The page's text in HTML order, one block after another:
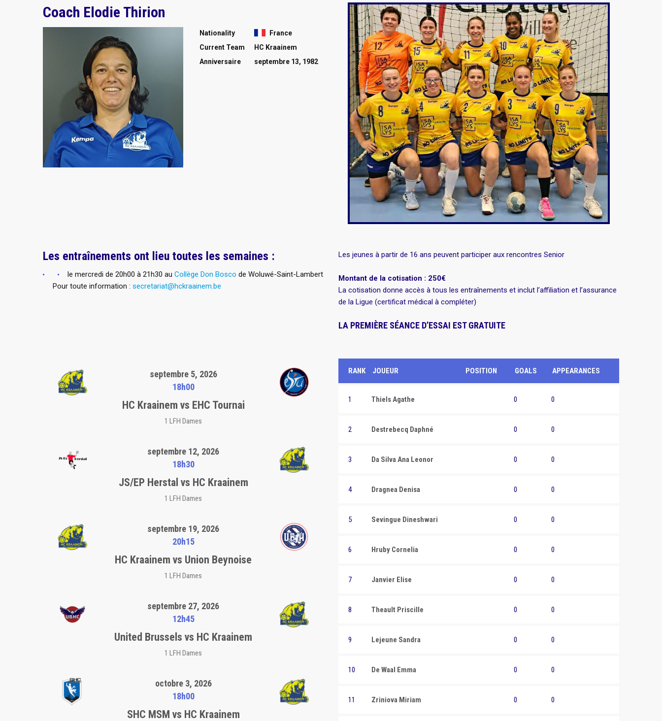
Coach Elodie Thirion
Nationality
France
Current Team
HC Kraainem
Anniversaire
septembre 13, 1982
Les entraînements ont lieu toutes les semaines :
le mercredi de 20h00 à 21h30 au Collège Don Bosco de Woluwé-Saint-Lambert
Pour toute information : secretariat@hckraainem.be
Les jeunes à partir de 16 ans peuvent participer aux rencontres Senior
Montant de la cotisation : 250€
La cotisation donne accès à tous les entraînements et inclut l’affiliation et l’assurance
de la Ligue (certificat médical à compléter)
LA PREMIÈRE SÉANCE D’ESSAI EST GRATUITE
septembre 5, 2026
18h00
HC Kraainem vs EHC Tournai
1 LFH Dames
septembre 12, 2026
18h30
JS/EP Herstal vs HC Kraainem
1 LFH Dames
septembre 19, 2026
20h15
HC Kraainem vs Union Beynoise
1 LFH Dames
septembre 27, 2026
12h45
United Brussels vs HC Kraainem
1 LFH Dames
octobre 3, 2026
18h00
SHC MSM vs HC Kraainem
RANK JOUEUR POSITION GOALS APPEARANCES
1 Thiels Agathe 0 0
2 Destrebecq Daphné 0 0
3 Da Silva Ana Leonor 0 0
4 Dragnea Denisa 0 0
5 Sevingue Dineshwari 0 0
6 Hruby Cornelia 0 0
7 Janvier Elise 0 0
8 Theault Priscille 0 0
9 Lejeune Sandra 0 0
10 De Waal Emma 0 0
11 Zriniova Miriam 0 0